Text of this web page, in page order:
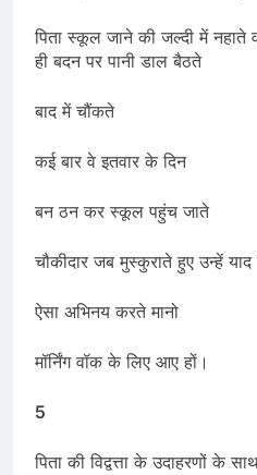
पिता स्कूल जाने की जल्दी में
ही बदन पर पानी डाल बैठते
बाद में चौंकते
कई बार वे इतवार के दिन
बन ठन कर स्कूल पहुंच जाते
चौकीदार जब मुस्कुराते हुए उन्हें याद
ऐसा अभिनय करते मानो
मॉर्निंग वॉक के लिए आए हों।
5
पिता की विद्वत्ता के उदाहरणों के